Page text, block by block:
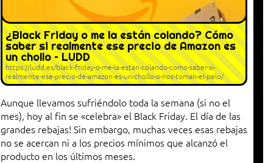
¿Black Friday o me la están colando? Cómo
saber si realmente ese precio de Amazon es
un chollo – LUDD
https://ludd.es/black-friday-o-me-la-estan-colando-como-saber-si-
realmente-ese-precio-de-amazon-es-un-chollo-o-nos-toman-el-pelo/
Aunque llevamos sufriéndolo toda la semana (si no el
mes), hoy al fin se «celebra» el Black Friday. El día de las
grandes rebajas! Sin embargo, muchas veces esas rebajas
no se acercan ni a los precios mínimos que alcanzó el
producto en los últimos meses.